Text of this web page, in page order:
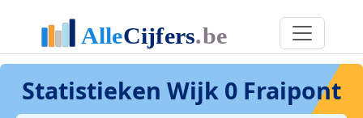
Statistieken Wijk 0 Fraipont